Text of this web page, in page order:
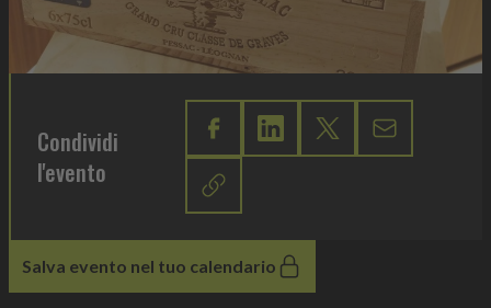
Condividi
l'evento
Salva evento nel tuo calendario